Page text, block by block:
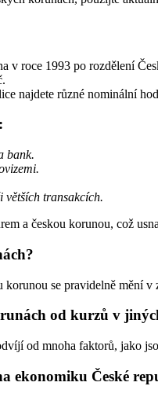
v roce 1993 po rozdělení
najdete různé nominální
bank.
větších transakcích.
a českou korunou, což
se pravidelně mění
od kurzů v
od mnoha faktorů, jako
ekonomiku České